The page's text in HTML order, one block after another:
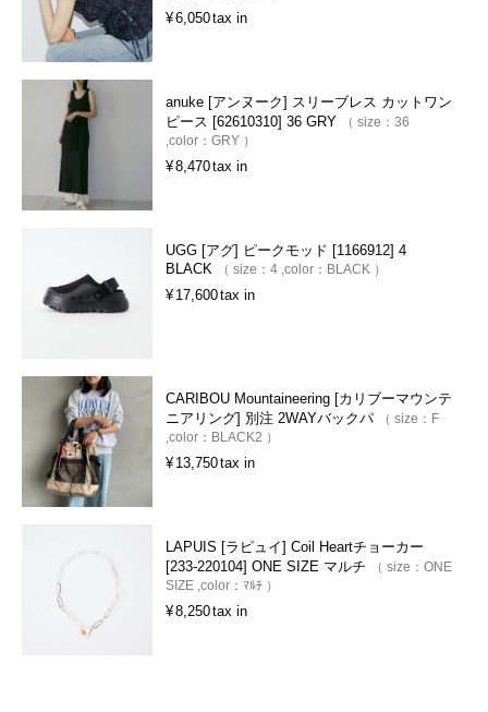
¥6,050tax in
anuke [アンヌーク] スリーブレス カットワン
ピース [62610310] 36 GRY
size： 36
color： GRY
¥8,470tax in
UGG [アグ] ピークモッド [1166912] 4
BLACK
size： 4 color： BLACK
¥ 17,600tax in
CARIBOU Mountaineering [カリブーマウンテ
ニアリング] 別注 2WAYバックパ
size： F
color： BLACK2
¥ 13,750tax in
LAPUIS [ラピュイ] Coil Heartチョーカー
[233-220104] ONE SIZE マルチ
size： ONE
SIZE color： ﾏﾙﾁ
¥8,250tax in